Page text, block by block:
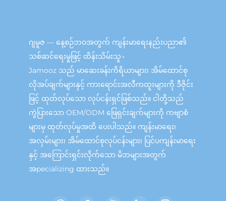
ဂျမူဇ — နေ့စဉ်ဘဝအတွက် ကျန်းမာရေးနည်းပညာ၏
သစ်ဆင်ရေးမှုဖြင့် ထိန်းသိမ်းသူ。
Jamooz သည် မာဆေးခန်းကိရိယာများ၊ အိမ်ထောင်စု
လိုအပ်ချက်များနှင့် ကားရောင်းအလီကထူးများကို ဒီဇိုင်း
ဖြင့် ထုတ်လုပ်သော လုပ်ငန်းရှင်ဖြစ်သည်။ ငါတို့သည်
ကွဲပြားသော OEM/ODM ဖြေရှင်းချက်များကို ကဗျာစံ
များမှ ထုတ်လုပ်မှုအထိ ပေးပါသည်။ ကျန်းမာရေး၊
အလှမ်းများ၊ အိမ်ထောင်စုလုပ်ငန်းများ၊ ပြင်ပကျန်းမာရေး
နှင့် အကြောင်းရှင်းလိုက်သော မိဘများအတွက်
အpecializing ထားသည်။